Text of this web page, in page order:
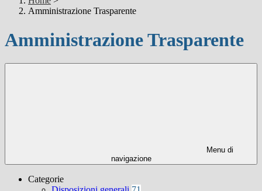
Amministrazione Trasparente
Amministrazione Trasparente
Menu di
navigazione
Categorie